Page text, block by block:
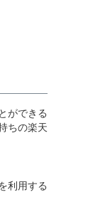
ができる
ちの楽天
利用する